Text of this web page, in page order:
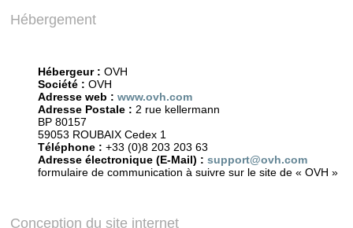
Hébergement
Hébergeur : OVH
Société : OVH
Adresse web : www.ovh.com
Adresse Postale : 2 rue kellermann
BP 80157
59053 ROUBAIX Cedex 1
Téléphone : +33 (0)8 203 203 63
Adresse électronique (E-Mail) : support@ovh.com
formulaire de communication à suivre sur le site de « OVH »
Conception du site internet